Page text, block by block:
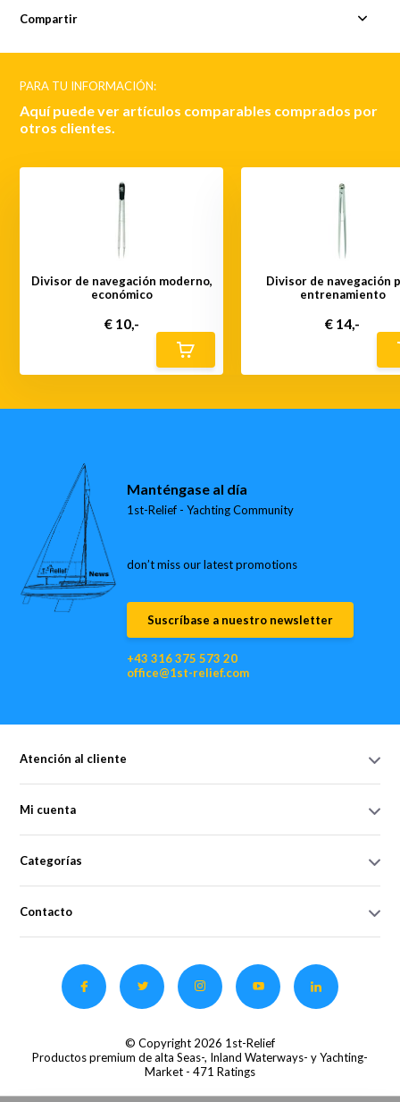
Compartir
PARA TU INFORMACIÓN:
Aquí puede ver artículos comparables comprados por
otros clientes.
Divisor de navegación moderno,
económico
€ 10,-
Divisor de navegación
entrenamiento
€ 14,-
Manténgase al día
1st-Relief - Yachting Community
don’t miss our latest promotions
Suscríbase a nuestro newsletter
+43 316 375 573 20
office@1st-relief.com
Atención al cliente
Mi cuenta
Categorías
Contacto
© Copyright 2026 1st-Relief
Productos premium de alta Seas-, Inland Waterways- y Yachting-
Market - 471 Ratings